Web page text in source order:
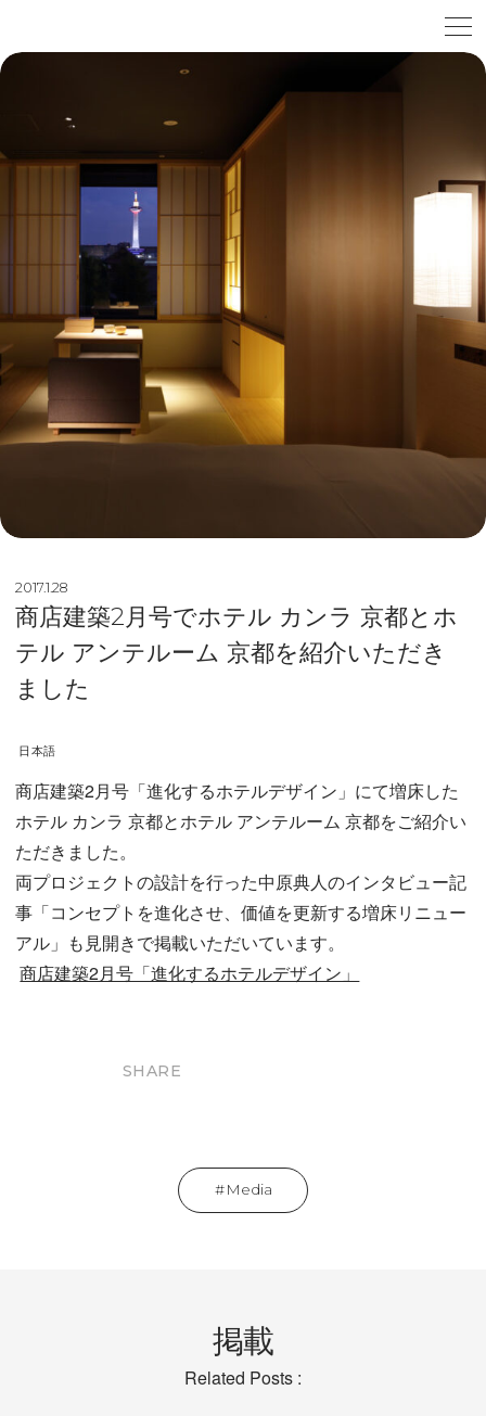
2017.1.28
商店建築2月号でホテル カンラ 京都とホ
テル アンテルーム 京都を紹介いただき
ました
日本語
商店建築2月号「進化するホテルデザイン」にて増床した
ホテル カンラ 京都とホテル アンテルーム 京都をご紹介い
ただきました。
両プロジェクトの設計を行った中原典人のインタビュー記
事「コンセプトを進化させ、価値を更新する増床リニュー
アル」も見開きで掲載いただいています。
商店建築2月号「進化するホテルデザイン」
SHARE
Media
掲載
Related Posts :